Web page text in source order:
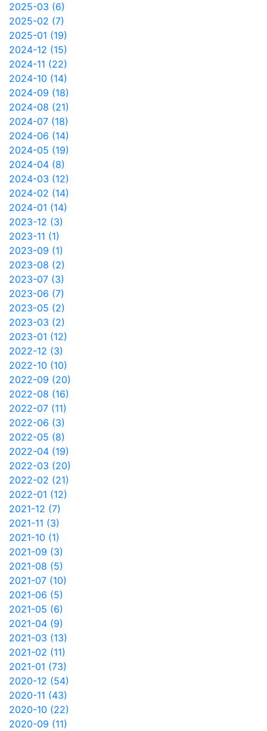
2025-03 (6)
2025-02 (7)
2025-01 (19)
2024-12 (15)
2024-11 (22)
2024-10 (14)
2024-09 (18)
2024-08 (21)
2024-07 (18)
2024-06 (14)
2024-05 (19)
2024-04 (8)
2024-03 (12)
2024-02 (14)
2024-01 (14)
2023-12 (3)
2023-11 (1)
2023-09 (1)
2023-08 (2)
2023-07 (3)
2023-06 (7)
2023-05 (2)
2023-03 (2)
2023-01 (12)
2022-12 (3)
2022-10 (10)
2022-09 (20)
2022-08 (16)
2022-07 (11)
2022-06 (3)
2022-05 (8)
2022-04 (19)
2022-03 (20)
2022-02 (21)
2022-01 (12)
2021-12 (7)
2021-11 (3)
2021-10 (1)
2021-09 (3)
2021-08 (5)
2021-07 (10)
2021-06 (5)
2021-05 (6)
2021-04 (9)
2021-03 (13)
2021-02 (11)
2021-01 (73)
2020-12 (54)
2020-11 (43)
2020-10 (22)
2020-09 (11)